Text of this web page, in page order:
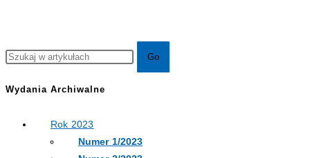
Wydania Archiwalne
Rok 2023
Numer 1/2023